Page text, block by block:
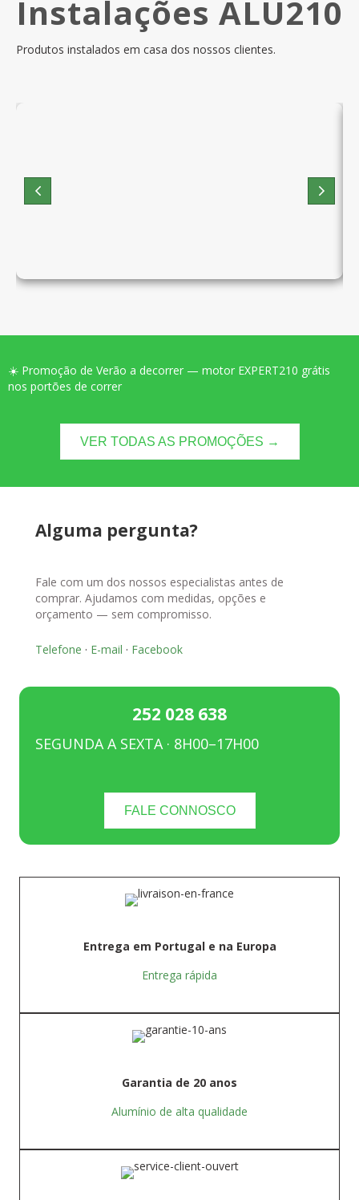
Instalações ALU210
Produtos instalados em casa dos nossos clientes.
☀️ Promoção de Verão a decorrer — motor EXPERT210 grátis
nos portões de correr
VER TODAS AS PROMOÇÕES →
Alguma pergunta?
Fale com um dos nossos especialistas antes de
comprar. Ajudamos com medidas, opções e
orçamento — sem compromisso.
Telefone · E-mail · Facebook
252 028 638
SEGUNDA A SEXTA · 8H00–17H00
FALE CONNOSCO
Entrega em Portugal e na Europa
Entrega rápida
Garantia de 20 anos
Alumínio de alta qualidade